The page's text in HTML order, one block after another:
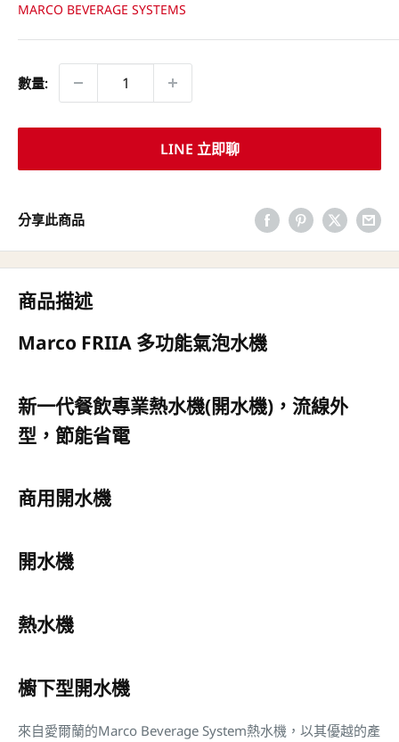
MARCO BEVERAGE SYSTEMS
數量:
LINE 立即聊
分享此商品
商品描述
Marco FRIIA 多功能氣泡水機
新一代餐飲專業熱水機(開水機)，流線外
型，節能省電
商用開水機
開水機
熱水機
櫥下型開水機
來自愛爾蘭的Marco Beverage System熱水機，以其優越的產